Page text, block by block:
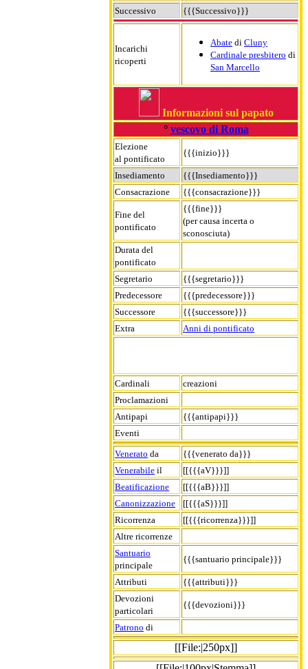
Successivo
{{{Successivo}}}
Incarichi
ricoperti
Abate di Cluny
Cardinale presbitero di
San Marcello
Informazioni sul papato
° vescovo di Roma
Elezione
al pontificato
{{{inizio}}}
Insediamento
{{{Insediamento}}}
Consacrazione
{{{consacrazione}}}
Fine del
pontificato
{{{fine}}}
(per causa incerta o
sconosciuta)
Durata del
pontificato
Segretario
{{{segretario}}}
Predecessore
{{{predecessore}}}
Successore
{{{successore}}}
Extra
Anni di pontificato
Cardinali
creazioni
Proclamazioni
Antipapi
{{{antipapi}}}
Eventi
Venerato da
{{{venerato da}}}
Venerabile il
[[{{{aV}}}]]
Beatificazione
[[{{{aB}}}]]
Canonizzazione
[[{{{aS}}}]]
Ricorrenza
[[{{{ricorrenza}}}]]
Altre ricorrenze
Santuario
principale
{{{santuario principale}}}
Attributi
{{{attributi}}}
Devozioni
particolari
{{{devozioni}}}
Patrono di
[[File:|250px]]